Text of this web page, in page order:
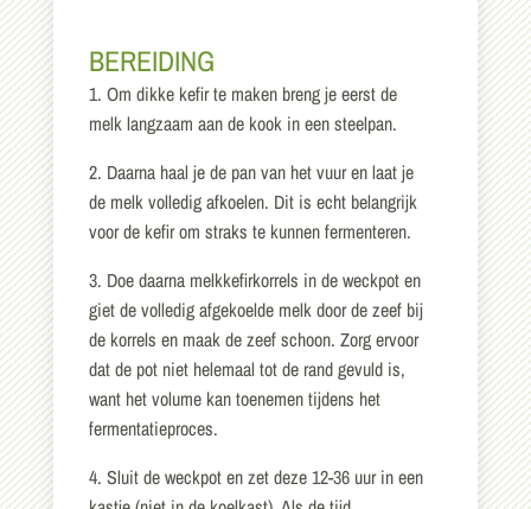
BEREIDING
1. Om dikke kefir te maken breng je eerst de
melk langzaam aan de kook in een steelpan.
2. Daarna haal je de pan van het vuur en laat je
de melk volledig afkoelen. Dit is echt belangrijk
voor de kefir om straks te kunnen fermenteren.
3. Doe daarna melkkefirkorrels in de weckpot en
giet de volledig afgekoelde melk door de zeef bij
de korrels en maak de zeef schoon. Zorg ervoor
dat de pot niet helemaal tot de rand gevuld is,
want het volume kan toenemen tijdens het
fermentatieproces.
4. Sluit de weckpot en zet deze 12-36 uur in een